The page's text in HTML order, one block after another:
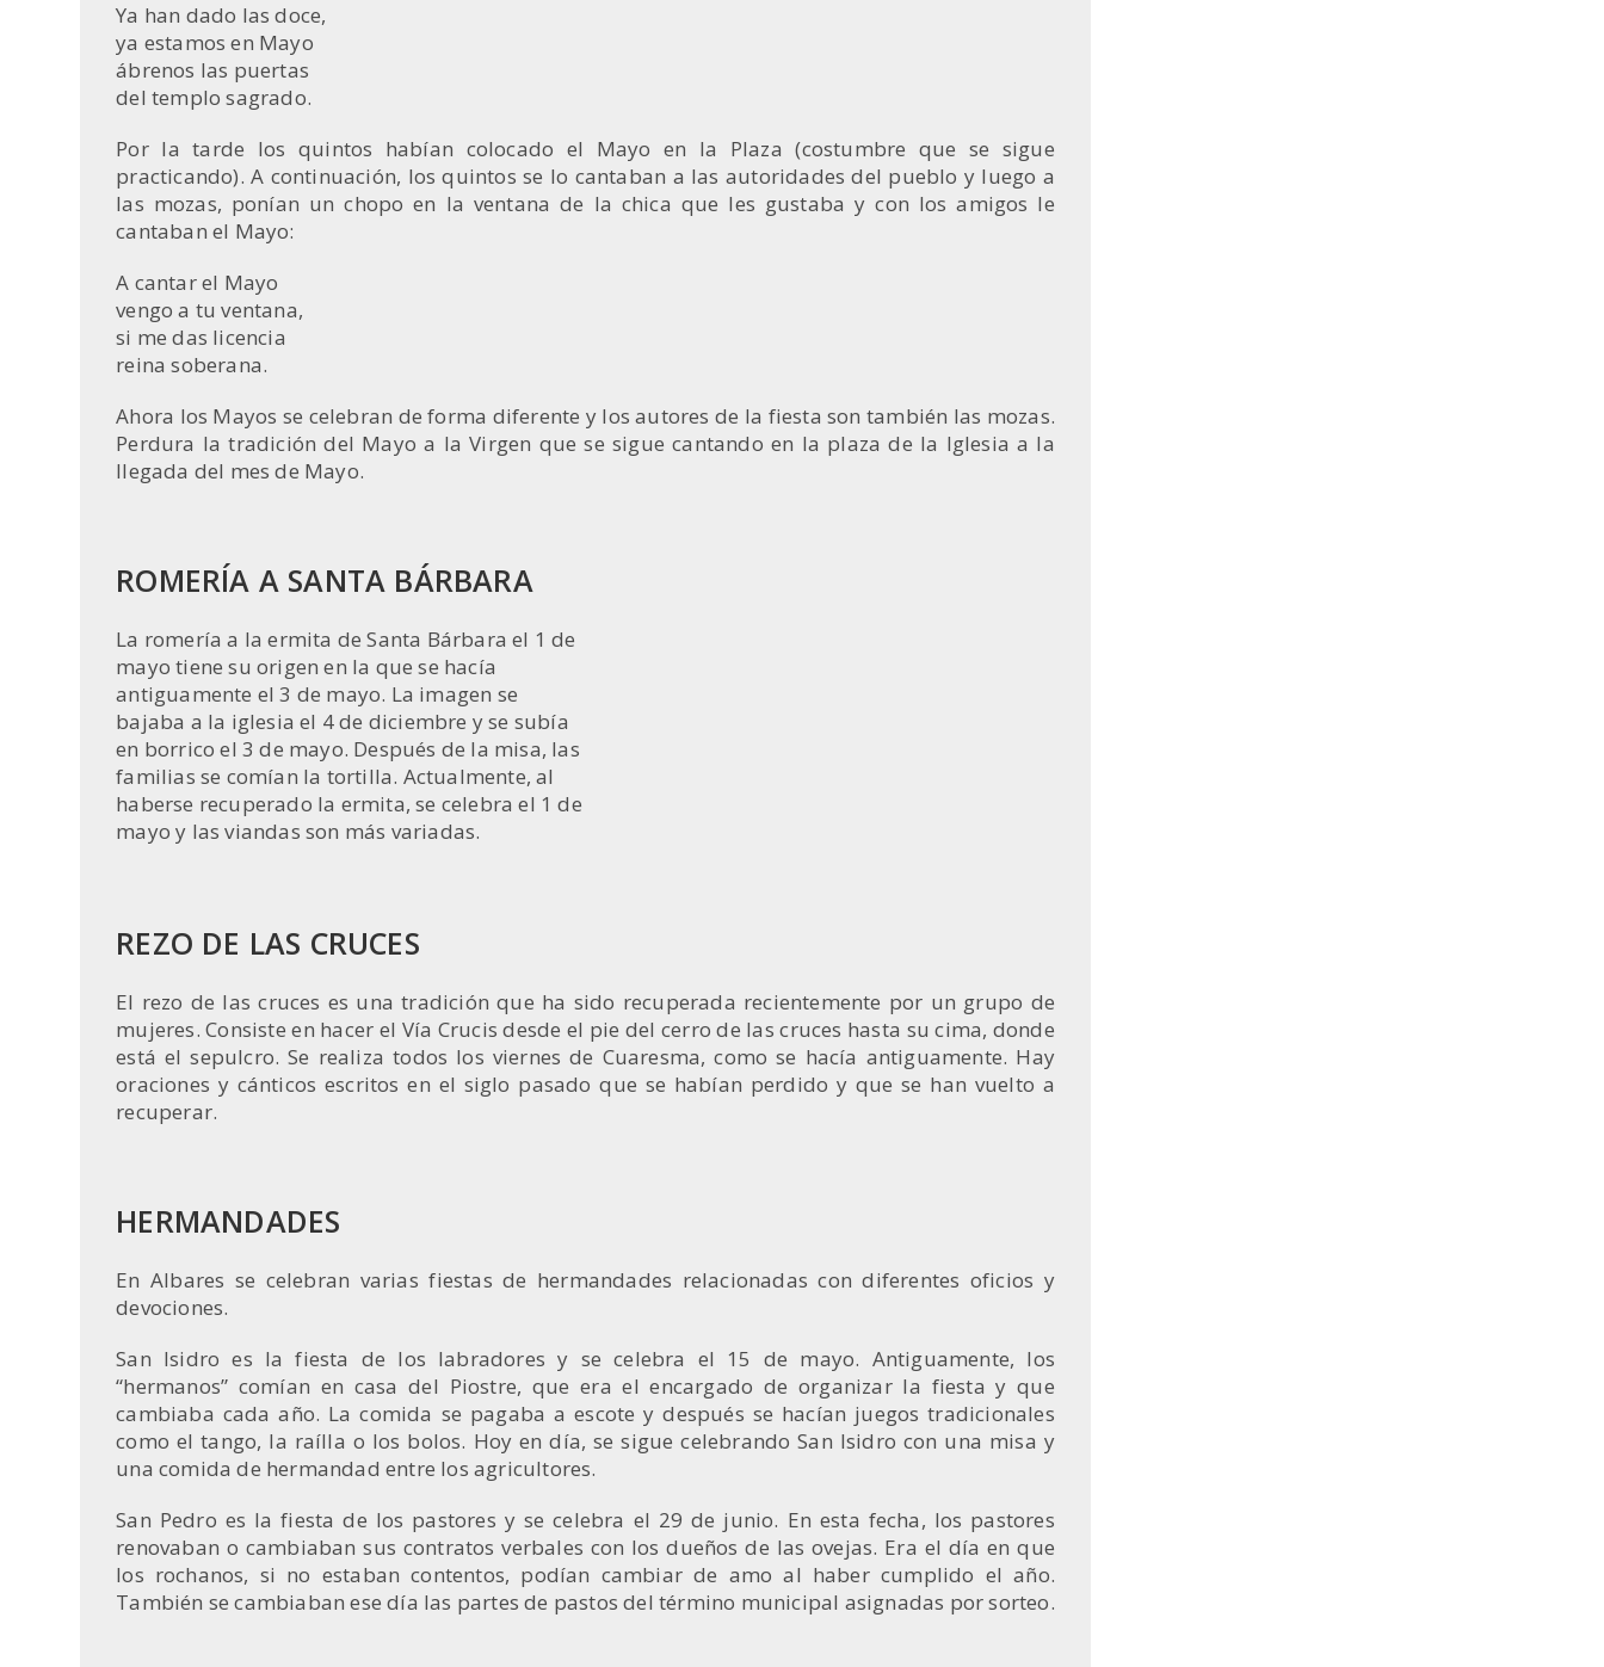
Ya han dado las doce,
ya estamos en Mayo
ábrenos las puertas
del templo sagrado.
Por la tarde los quintos habían colocado el Mayo en la Plaza (costumbre que se sigue
practicando). A continuación, los quintos se lo cantaban a las autoridades del pueblo y luego a
las mozas, ponían un chopo en la ventana de la chica que les gustaba y con los amigos le
cantaban el Mayo:
A cantar el Mayo
vengo a tu ventana,
si me das licencia
reina soberana.
Ahora los Mayos se celebran de forma diferente y los autores de la fiesta son también las mozas.
Perdura la tradición del Mayo a la Virgen que se sigue cantando en la plaza de la Iglesia a la
llegada del mes de Mayo.
ROMERÍA A SANTA BÁRBARA
La romería a la ermita de Santa Bárbara el 1 de
mayo tiene su origen en la que se hacía
antiguamente el 3 de mayo. La imagen se
bajaba a la iglesia el 4 de diciembre y se subía
en borrico el 3 de mayo. Después de la misa, las
familias se comían la tortilla. Actualmente, al
haberse recuperado la ermita, se celebra el 1 de
mayo y las viandas son más variadas.
REZO DE LAS CRUCES
El rezo de las cruces es una tradición que ha sido recuperada recientemente por un grupo de
mujeres. Consiste en hacer el Vía Crucis desde el pie del cerro de las cruces hasta su cima, donde
está el sepulcro. Se realiza todos los viernes de Cuaresma, como se hacía antiguamente. Hay
oraciones y cánticos escritos en el siglo pasado que se habían perdido y que se han vuelto a
recuperar.
HERMANDADES
En Albares se celebran varias fiestas de hermandades relacionadas con diferentes oficios y
devociones.
San Isidro es la fiesta de los labradores y se celebra el 15 de mayo. Antiguamente, los
“hermanos” comían en casa del Piostre, que era el encargado de organizar la fiesta y que
cambiaba cada año. La comida se pagaba a escote y después se hacían juegos tradicionales
como el tango, la raílla o los bolos. Hoy en día, se sigue celebrando San Isidro con una misa y
una comida de hermandad entre los agricultores.
San Pedro es la fiesta de los pastores y se celebra el 29 de junio. En esta fecha, los pastores
renovaban o cambiaban sus contratos verbales con los dueños de las ovejas. Era el día en que
los rochanos, si no estaban contentos, podían cambiar de amo al haber cumplido el año.
También se cambiaban ese día las partes de pastos del término municipal asignadas por sorteo.